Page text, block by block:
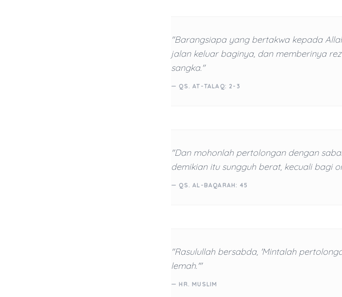
"Barangsiapa yang bertakwa kepada
jalan keluar baginya, dan memberinya
sangka."
— QS. AT-TALAQ: 2-3
"Dan mohonlah pertolongan dengan
demikian itu sungguh berat, kecuali bagi
— QS. AL-BAQARAH: 45
"Rasulullah bersabda, 'Mintalah
lemah.'"
— HR. MUSLIM